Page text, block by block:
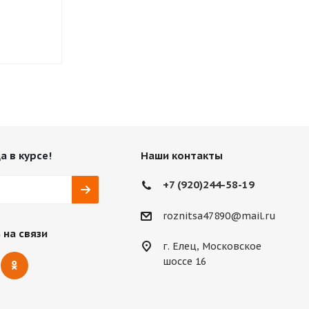
в курсе!
связи
Наши контакты
+7 (920)244-58-19
roznitsa47890@mail.ru
г. Елец, Московское
шоссе 16